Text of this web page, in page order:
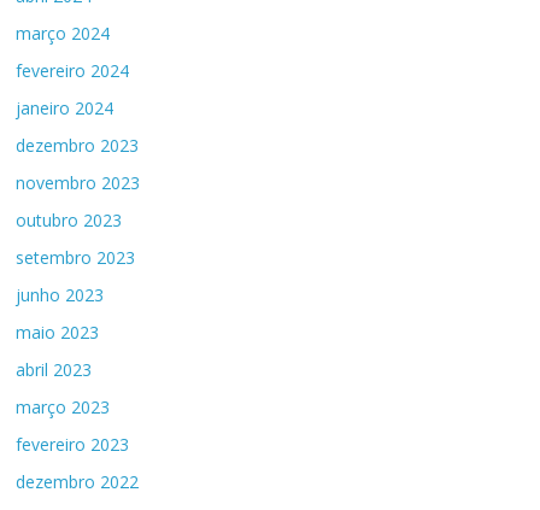
março 2024
fevereiro 2024
janeiro 2024
dezembro 2023
novembro 2023
outubro 2023
setembro 2023
junho 2023
maio 2023
abril 2023
março 2023
fevereiro 2023
dezembro 2022